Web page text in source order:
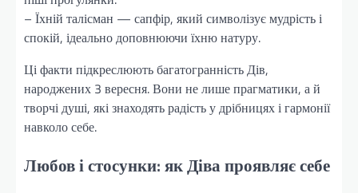
– Їхній талісман — сапфір, який символізує мудрість і
спокій, ідеально доповнюючи їхню натуру.
Ці факти підкреслюють багатогранність Дів,
народжених 3 вересня. Вони не лише прагматики, а й
творчі душі, які знаходять радість у дрібницях і гармонії
навколо себе.
Любов і стосунки: як Діва проявляє себе